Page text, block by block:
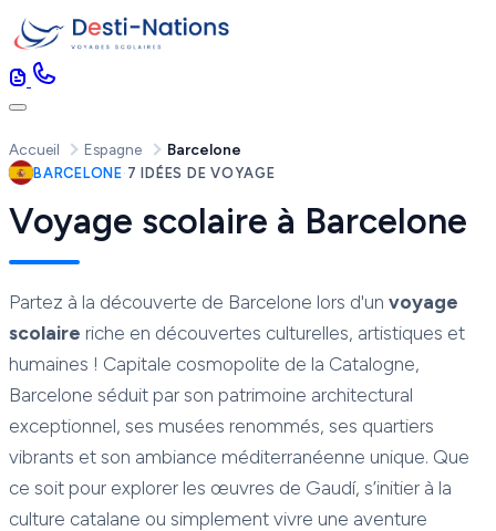
Accueil Espagne Barcelone
BARCELONE· 7 IDÉES DE VOYAGE
Voyage scolaire à Barcelone
Partez à la découverte de Barcelone lors d'un voyage
scolaire riche en découvertes culturelles, artistiques et
humaines ! Capitale cosmopolite de la Catalogne,
Barcelone séduit par son patrimoine architectural
exceptionnel, ses musées renommés, ses quartiers
vibrants et son ambiance méditerranéenne unique. Que
ce soit pour explorer les œuvres de Gaudí, s’initier à la
culture catalane ou simplement vivre une aventure